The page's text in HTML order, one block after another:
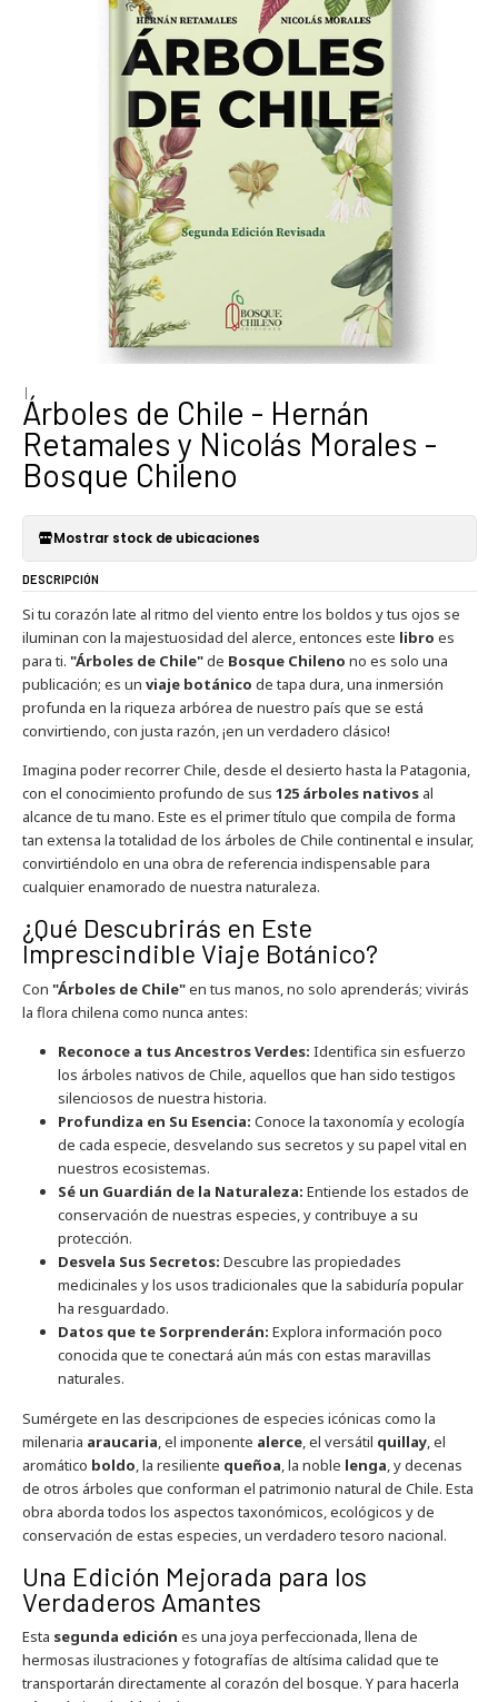
|
Árboles de Chile - Hernán
Retamales y Nicolás Morales -
Bosque Chileno
Mostrar stock de ubicaciones
DESCRIPCIÓN
Si tu corazón late al ritmo del viento entre los boldos y tus ojos se
iluminan con la majestuosidad del alerce, entonces este libro es
para ti. "Árboles de Chile"de Bosque Chileno no es solo una
publicación; es un viaje botánico de tapa dura, una inmersión
profunda en la riqueza arbórea de nuestro país que se está
convirtiendo, con justa razón, ¡en un verdadero clásico!
Imagina poder recorrer Chile, desde el desierto hasta la Patagonia,
con el conocimiento profundo de sus 125 árboles nativosal
alcance de tu mano. Este es el primer título que compila de forma
tan extensa la totalidad de los árboles de Chile continental e insular,
convirtiéndolo en una obra de referencia indispensable para
cualquier enamorado de nuestra naturaleza.
¿Qué Descubrirás en Este
Imprescindible Viaje Botánico?
Con "Árboles de Chile"en tus manos, no solo aprenderás; vivirás
la flora chilena como nunca antes:
Reconoce a tus Ancestros Verdes: Identifica sin esfuerzo
los árboles nativos de Chile, aquellos que han sido testigos
silenciosos de nuestra historia.
Profundiza en Su Esencia: Conoce la taxonomía y ecología
de cada especie, desvelando sus secretos y su papel vital en
nuestros ecosistemas.
Sé un Guardián de la Naturaleza: Entiende los estados de
conservación de nuestras especies, y contribuye a su
protección.
Desvela Sus Secretos: Descubre las propiedades
medicinales y los usos tradicionales que la sabiduría popular
ha resguardado.
Datos que te Sorprenderán: Explora información poco
conocida que te conectará aún más con estas maravillas
naturales.
Sumérgete en las descripciones de especies icónicas como la
milenaria araucaria, el imponente alerce, el versátil quillay, el
aromático boldo, la resiliente queñoa, la noble lenga, y decenas
de otros árboles que conforman el patrimonio natural de Chile. Esta
obra aborda todos los aspectos taxonómicos, ecológicos y de
conservación de estas especies, un verdadero tesoro nacional.
Una Edición Mejorada para los
Verdaderos Amantes
Esta segunda edición es una joya perfeccionada, llena de
hermosas ilustraciones y fotografías de altísima calidad que te
transportarán directamente al corazón del bosque. Y para hacerla